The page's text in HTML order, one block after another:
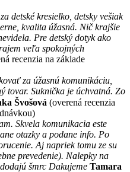
detské kresielko, detsky vešiak
kvalita úžasná. Nič krajšie
Pre detský dotyk ako
veľa spokojných
recenzia na základe
za úžasnú komunikáciu,
tovar. Suknička je úchvatná. Zo
Švošová (overená recenzia
Skvela komunikacia este
otazky a podane info. Po
Aj napriek tomu ze su
prevedenie). Nalepky na
šmrc Dakujeme Tamara